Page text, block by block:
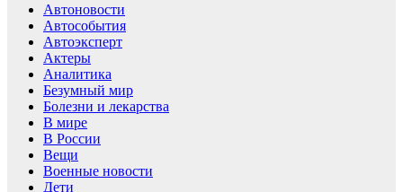
Автоновости
Автособытия
Автоэксперт
Актеры
Аналитика
Безумный мир
Болезни и лекарства
В мире
В России
Вещи
Военные новости
Дети